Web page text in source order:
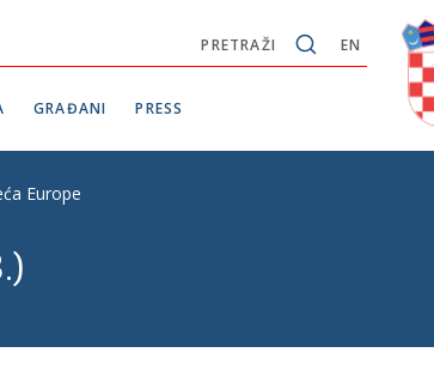
EN
PRETRAŽI
GRAĐANI PRESS
Europe